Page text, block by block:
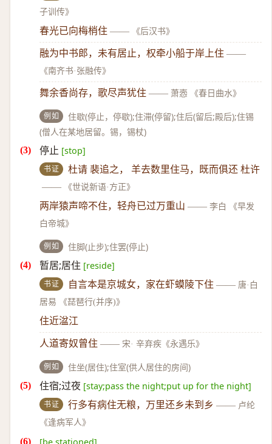
子训传》
春光已向梅梢住 —— 《后汉书》
融为中书郎，未有居止，权牵小船于岸上住 ——
《南齐书·张融传》
舞余香尚存，歌尽声犹住 —— 萧悫 《春日曲水》
例如
住歇(停止，停歇);住滞(停留);住后(留后;殿后);住锡
(僧人在某地居留。锡，锡杖)
停止 [stop]
书证
杜请 裴追之， 羊去数里住马，既而俱还 杜许
——
《世说新语·方正》
两岸猿声啼不住，轻舟已过万重山 —— 李白 《早发
白帝城》
例如 住脚(止步);住罢(停止)
暂居;居住 [reside]
书证 自言本是京城女，家在虾蟆陵下住 —— 唐·白
居易 《琵琶行(并序)》
住近湓江
人道寄奴曾住 —— 宋· 辛弃疾《永遇乐》
例如 住坐(居住);住室(供人居住的房间)
住宿;过夜 [stay;pass the night;put up for the night]
书证 行多有病住无粮，万里还乡未到乡 —— 卢纶
《逢病军人》